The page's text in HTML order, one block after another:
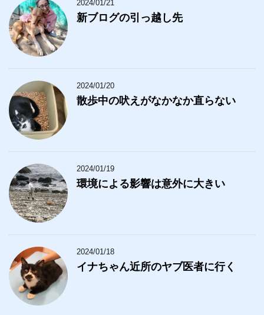
2024/01/21
新ブログの引っ越し先
2024/01/20
散歩中の吠えがなかなか直らない
2024/01/19
環境による影響は意外に大きい
2024/01/18
イナちゃん近所のヤブ医者に行く